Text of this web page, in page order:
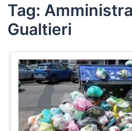
Tag:
Gualtieri